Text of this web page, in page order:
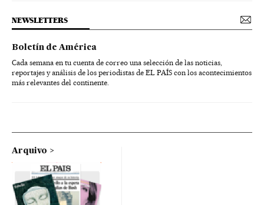
NEWSLETTERS
Boletín de América
Cada semana en tu cuenta de correo una selección de las noticias,
reportajes y análisis de los periodistas de EL PAÍS con los acontecimientos
más relevantes del continente.
Arquivo